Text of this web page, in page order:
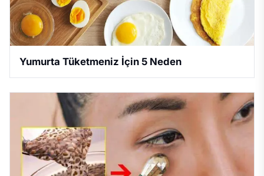
Yumurta Tüketmeniz İçin 5 Neden